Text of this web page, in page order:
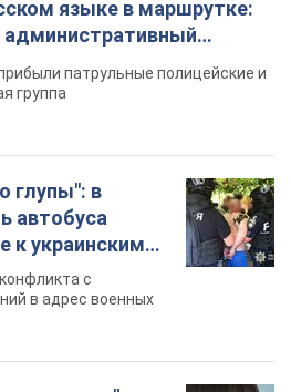
в адрес военных
в
красоты
скандал.
внешность
"мужская стрижка"